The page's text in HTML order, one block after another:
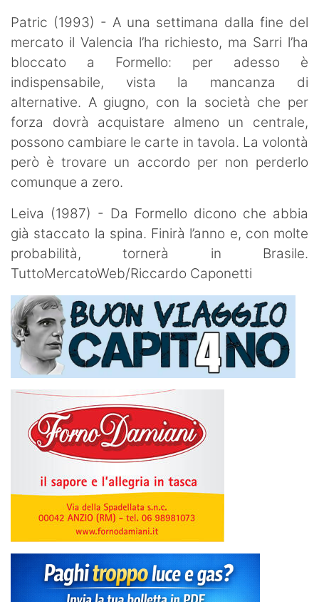
Patric (1993) - A una settimana dalla fine del
mercato il Valencia l’ha richiesto, ma Sarri l’ha
bloccato a Formello: per adesso è
indispensabile, vista la mancanza di
alternative. A giugno, con la società che per
forza dovrà acquistare almeno un centrale,
possono cambiare le carte in tavola. La volontà
però è trovare un accordo per non perderlo
comunque a zero.
Leiva (1987) - Da Formello dicono che abbia
già staccato la spina. Finirà l’anno e, con molte
probabilità, tornerà in Brasile.
TuttoMercatoWeb/Riccardo Caponetti